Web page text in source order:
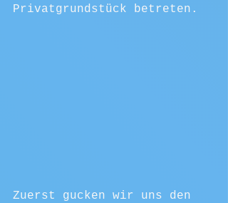
Privatgrundstück betreten.
Zuerst gucken wir uns den